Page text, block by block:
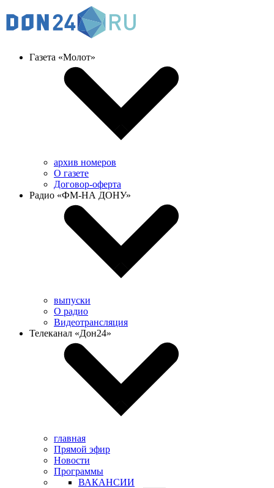
Газета «Молот»
архив номеров
О газете
Договор-оферта
Радио «ФМ-НА ДОНУ»
выпуски
О радио
Видеотрансляция
Телеканал «Дон24»
главная
Прямой эфир
Новости
Программы
ВАКАНСИИ